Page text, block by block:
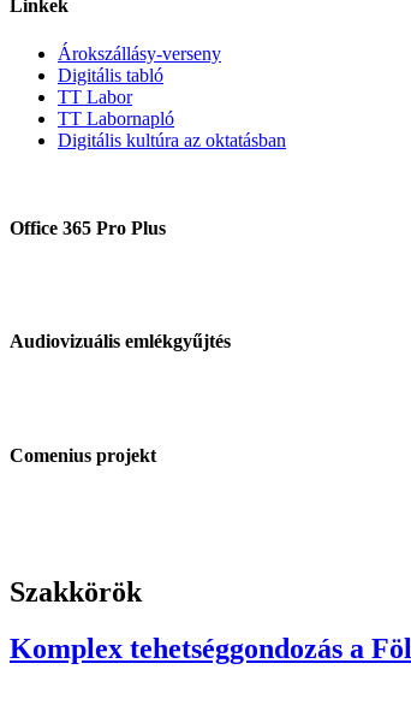
Linkek
Árokszállásy-verseny
Digitális tabló
TT Labor
TT Labornapló
Digitális kultúra az oktatásban
Office 365 Pro Plus
Audiovizuális emlékgyűjtés
Comenius projekt
Szakkörök
Komplex tehetséggondozás a